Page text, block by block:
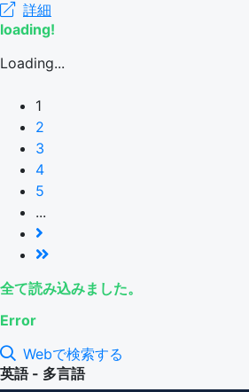
詳細
loading!
Loading...
1
2
3
4
5
...
全て読み込みました。
Error
Webで検索する
英語 - 多言語